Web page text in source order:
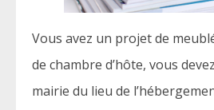
Vous avez un projet de
de chambre d’hôte, vous
mairie du lieu de